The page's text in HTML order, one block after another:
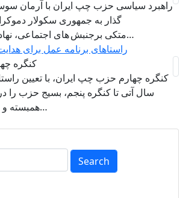
راهبرد سياسی حزب چپ ایران با آرمان
گذار به جمهوری سکولار
متکی برجنبش های اجتماعی، نهادهای مدنی و خیزش‌…
راستاهای برنامه عمل برای
کنگره
کنگره چهارم حزب چپ ایران، با تعیین
سال آتی تا کنگره پنجم، بسیج حزب را
همبسته و قابل سنجش با ارائه…